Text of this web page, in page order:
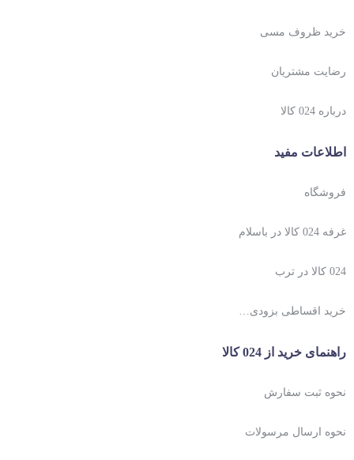
خرید ظروف مسی
رضایت مشتریان
درباره 024 کالا
اطلاعات مفید
فروشگاه
غرفه 024 کالا در باسلام
024 کالا در ترب
خرید اقساطی بزودی…
راهنمای خرید از 024 کالا
نحوه ثبت سفارش
نحوه ارسال مرسولات